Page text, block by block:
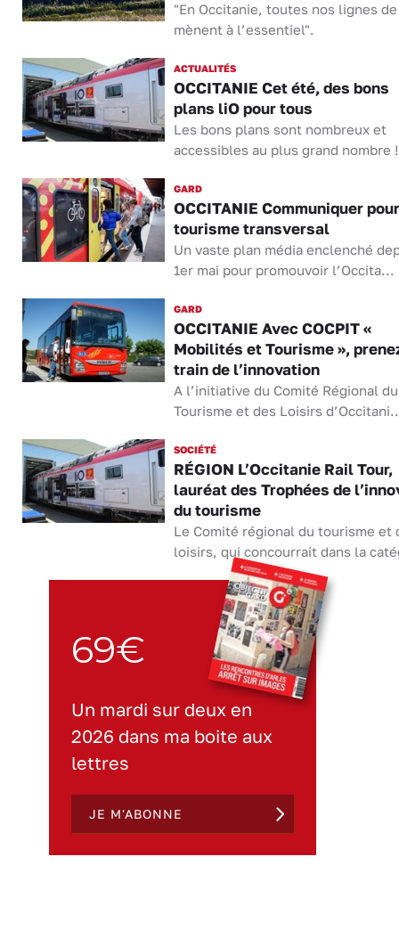
"En Occitanie, toutes nos lignes
mènent à l’essentiel".
ACTUALITÉS
OCCITANIE Cet été, des bons
plans liO pour tous
Les bons plans sont nombreux et
accessibles au plus grand nombre !
GARD
OCCITANIE Communiquer
tourisme transversal
Un vaste plan média enclenché
1er mai pour promouvoir l’Occita...
GARD
OCCITANIE Avec COCPIT «
Mobilités et Tourisme »,
train de l’innovation
A l’initiative du Comité Régional du
Tourisme et des Loisirs
SOCIÉTÉ
RÉGION L’Occitanie Rail Tour,
lauréat des Trophées de
du tourisme
Le Comité régional du tourisme et
loisirs, qui concourrait dans la
69€
Un mardi sur deux en
2026 dans ma boite aux
lettres
JE M'ABONNE